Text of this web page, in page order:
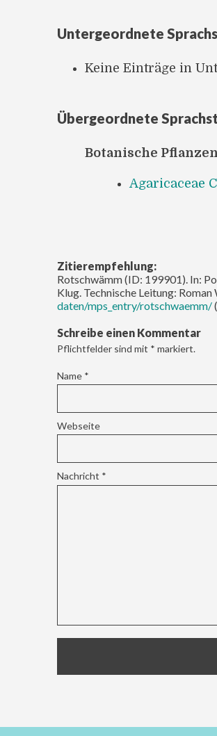
Untergeordnete
Keine Einträge in
Übergeordnete
Botanische
Agaricaceae
Zitierempfehlung:
Rotschwämm (ID: 199901). In:
Klug. Technische Leitung:
daten/mps_entry/rotschwaemm/
Schreibe einen Kommentar
Pflichtfelder sind mit * markiert.
Name *
Webseite
Nachricht *